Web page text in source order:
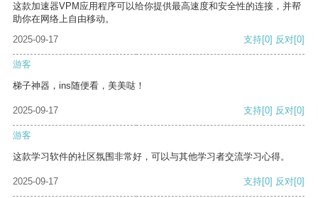
这款加速器VPM应用程序可以给你提供最高速度和安全性的连接，并帮
助你在网络上自由移动。
2025-09-17
支持[0] 反对[0]
游客
梯子神器，ins随便看，美美哒！
2025-09-17 支持[0] 反对[0]
游客
这款学习软件的社区氛围非常好，可以与其他学习者交流学习心得。
2025-09-17 支持[0] 反对[0]